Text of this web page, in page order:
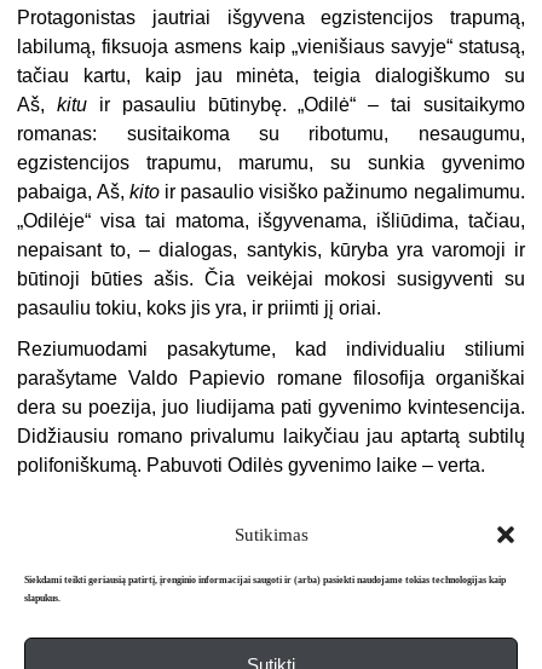
Sutikimas
Siekdami teikti geriausią patirtį, įrenginio informacijai saugoti ir (arba) pasiekti naudojame tokias technologijas kaip
slapukus.
Sutikti
Protagonistas jautriai išgyvena egzistencijos trapumą,
labilumą, fiksuoja asmens kaip „vienišiaus savyje“ statusą,
tačiau kartu, kaip jau minėta, teigia dialogiškumo su
Aš,kitu ir pasauliu būtinybę. „Odilė“ – tai susitaikymo
romanas: susitaikoma su ribotumu, nesaugumu,
egzistencijos trapumu, marumu, su sunkia gyvenimo
pabaiga, Aš, kitoir pasaulio visiško pažinumo negalimumu.
„Odilėje“ visa tai matoma, išgyvenama, išliūdima, tačiau,
nepaisant to, – dialogas, santykis, kūryba yra varomoji ir
būtinoji būties ašis. Čia veikėjai mokosi susigyventi su
pasauliu tokiu, koks jis yra, ir priimti jį oriai.
Reziumuodami pasakytume, kad individualiu stiliumi
parašytame Valdo Papievio romane filosofija organiškai
dera su poezija, juo liudijama pati gyvenimo kvintesencija.
Didžiausiu romano privalumu laikyčiau jau aptartą subtilų
polifoniškumą. Pabuvoti Odilės gyvenimo laike – verta.